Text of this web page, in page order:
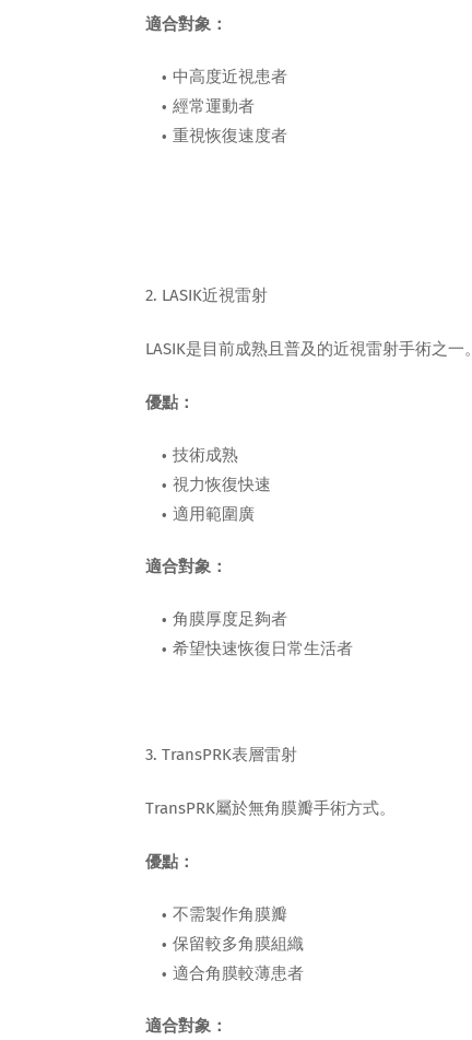
適合對象：
中高度近視患者
經常運動者
重視恢復速度者
2. LASIK近視雷射
LASIK是目前成熟且普及的近視雷射手術之一。
優點：
技術成熟
視力恢復快速
適用範圍廣
適合對象：
角膜厚度足夠者
希望快速恢復日常生活者
3. TransPRK表層雷射
TransPRK屬於無角膜瓣手術方式。
優點：
不需製作角膜瓣
保留較多角膜組織
適合角膜較薄患者
適合對象：